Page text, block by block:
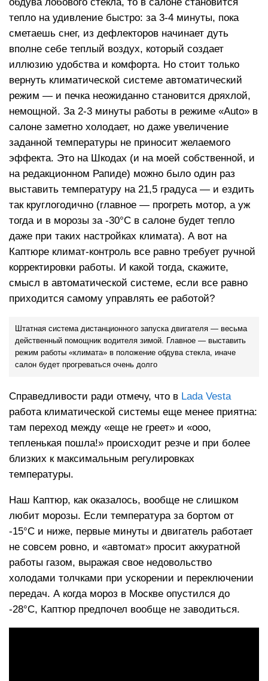
тепло на удивление быстро: за 3-4 минуты, пока
сметаешь снег, из дефлекторов начинает дуть
вполне себе теплый воздух, который создает
иллюзию удобства и комфорта. Но стоит только
вернуть климатической системе автоматический
режим — и печка неожиданно становится дряхлой,
немощной. За 2-3 минуты работы в режиме «Auto» в
салоне заметно холодает, но даже увеличение
заданной температуры не приносит желаемого
эффекта. Это на Шкодах (и на моей собственной, и
на редакционном Рапиде) можно было один раз
выставить температуру на 21,5 градуса — и ездить
так круглогодично (главное — прогреть мотор, а уж
тогда и в морозы за -30°С в салоне будет тепло
даже при таких настройках климата). А вот на
Каптюре климат-контроль все равно требует ручной
корректировки работы. И какой тогда, скажите,
смысл в автоматической системе, если все равно
приходится самому управлять ее работой?
Штатная система дистанционного запуска двигателя — весьма
действенный помощник водителя зимой. Главное — выставить
режим работы «климата» в положение обдува стекла, иначе
салон будет прогреваться очень долго
Справедливости ради отмечу, что в Lada Vesta
работа климатической системы еще менее приятна:
там переход между «еще не греет» и «ооо,
тепленькая пошла!» происходит резче и при более
близких к максимальным регулировках
температуры.
Наш Каптюр, как оказалось, вообще не слишком
любит морозы. Если температура за бортом от
-15°С и ниже, первые минуты и двигатель работает
не совсем ровно, и «автомат» просит аккуратной
работы газом, выражая свое недовольство
холодами толчками при ускорении и переключении
передач. А когда мороз в Москве опустился до
-28°С, Каптюр предпочел вообще не заводиться.